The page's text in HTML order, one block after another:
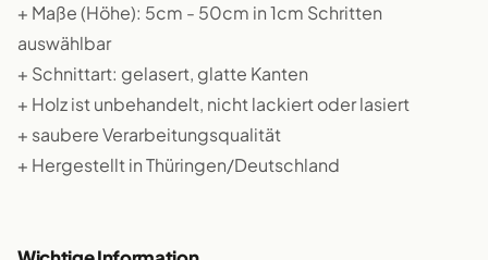
+ Maße (Höhe): 5cm - 50cm in 1cm Schritten
auswählbar
+ Schnittart: gelasert, glatte Kanten
+ Holz ist unbehandelt, nicht lackiert oder lasiert
+ saubere Verarbeitungsqualität
+ Hergestellt in Thüringen/Deutschland